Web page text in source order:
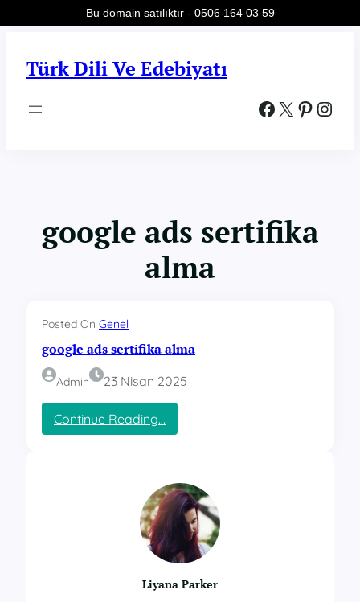
Türk Dili Ve Edebiyatı
Facebook X Pinterest Instagram
google ads sertifika
alma
Posted On Genel
google ads sertifika alma
Admin 23 Nisan 2025
Continue Reading…
g
g
l
e
a
d
s
s
Liyana Parker
Bu domain satılıktır - 0506 164 03 59